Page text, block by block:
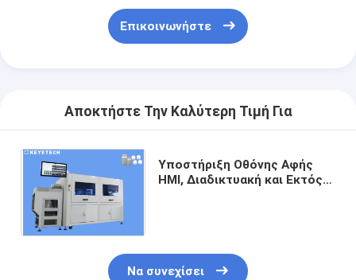
Επικοινωνήστε
Αποκτήστε Την Καλύτερη Τιμή Για
Υποστήριξη Οθόνης Αφής
HMI, Διαδικτυακή και Εκτός
Να συνεχίσει